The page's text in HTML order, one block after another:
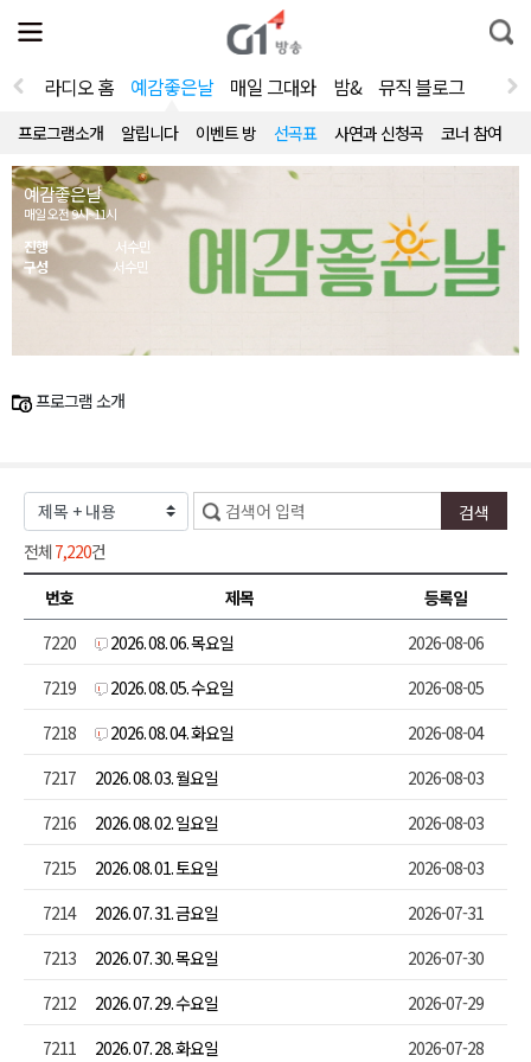
전
체
뉴
열
통
합
라디오 홈 예감좋은날 매일 그대와 밤& 뮤직 블로그
프로그램소개 알립니다 이벤트 방 선곡표 사연과 신청곡 코너 참여
예감좋은날
매일 오전 9시~11시
진행
서수민
구성
서수민
프로그램 소개
전체 7,220건
번호
제목
등록일
7220
2026. 08. 06. 목요일
2026-08-06
7219
2026. 08. 05. 수요일
2026-08-05
7218
2026. 08. 04. 화요일
2026-08-04
7217
2026. 08. 03. 월요일
2026-08-03
7216
2026. 08. 02. 일요일
2026-08-03
7215
2026. 08. 01. 토요일
2026-08-03
7214
2026. 07. 31. 금요일
2026-07-31
7213
2026. 07. 30. 목요일
2026-07-30
7212
2026. 07. 29. 수요일
2026-07-29
7211
2026. 07. 28. 화요일 2026-07-28